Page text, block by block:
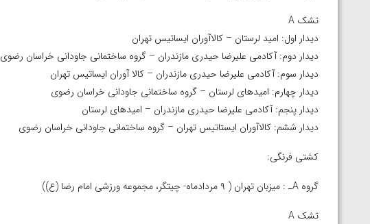
تشک A
دیدار اول: امید لرستان – کالاآوران ایساتیس تهران
دیدار دوم: آکادمی علیرضا حیدری مازندران – گروه ساختمانی جاودانی خراسان رضوی
دیدار سوم: آکادمی علیرضا حیدری مازندران – کالا آوران ایساتیس تهران
دیدار چهارم: امیدهای لرستان – گروه ساختمانی جاودانی خراسان رضوی
دیدار پنجم: آکادمی علیرضا حیدری مازندران – امیدهای لرستان
دیدار ششم: کالاآوران ایستاتیس تهران – گروه ساختمانی جاودانی خراسان رضوی
کشتی فرنگی:
گروه Aـ : میزبان تهران ( ۹ مردادماه- چیتگر، مجموعه ورزشی امام رضا (ع))
تشک A